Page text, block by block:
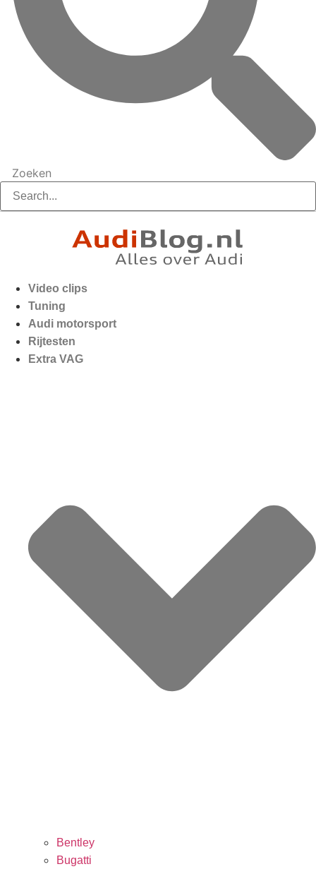
Zoeken
Video clips
Tuning
Audi motorsport
Rijtesten
Extra VAG
Bentley
Bugatti